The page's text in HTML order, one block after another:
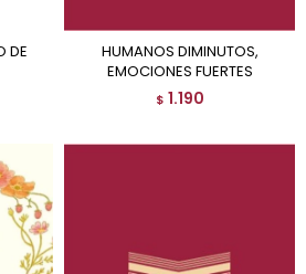
HUMANOS DIMINUTOS,
EMOCIONES FUERTES
$ 1.190